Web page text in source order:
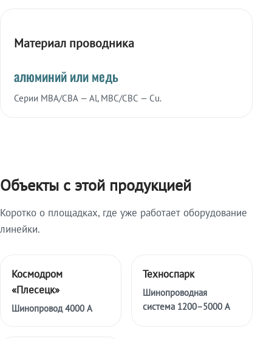
Материал проводника
алюминий или медь
Серии МВА/СВА — Al, МВС/СВС — Cu.
Объекты с этой продукцией
Коротко о площадках, где уже работает оборудование
линейки.
Космодром
«Плесецк»
Шинопровод 4000 А
Техноспарк
Шинопроводная
система 1200–5000 А